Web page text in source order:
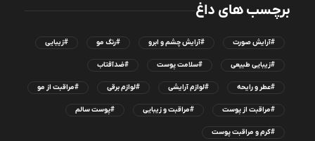
برچسب های داغ
#آرایش صورت #آرایش چشم و ابرو #رنگ مو #زیبایی
#زیبایی طبیعی #سلامت پوست #ضدآفتاب
#عطر و رایحه #لوازم آرایشی #لوازم برقی #مراقبت از مو
#مراقبت از پوست #مراقبت و زیبایی #پوست سالم
#کرم و مراقبت پوست